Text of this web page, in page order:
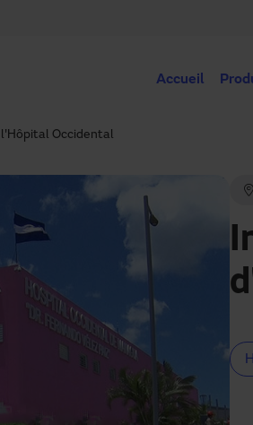
Accueil
Occidental